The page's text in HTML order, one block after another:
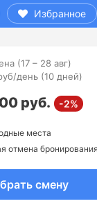
Избранное
(17 – 28 авг)
день (10 дней)
руб. -2%
места
отмена бронирования
смену